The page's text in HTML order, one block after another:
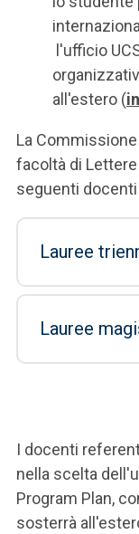
l'ufficio
all'estero (
La
facoltà di
seguenti
Lauree
Lauree
I docenti
nella scelta
Program Plan,
sosterrà